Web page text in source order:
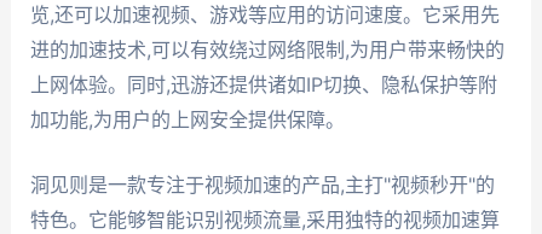
览,还可以加速视频、游戏等应用的访问速度。它采用先
进的加速技术,可以有效绕过网络限制,为用户带来畅快的
上网体验。同时,迅游还提供诸如IP切换、隐私保护等附
加功能,为用户的上网安全提供保障。
洞见则是一款专注于视频加速的产品,主打"视频秒开"的
特色。它能够智能识别视频流量,采用独特的视频加速算